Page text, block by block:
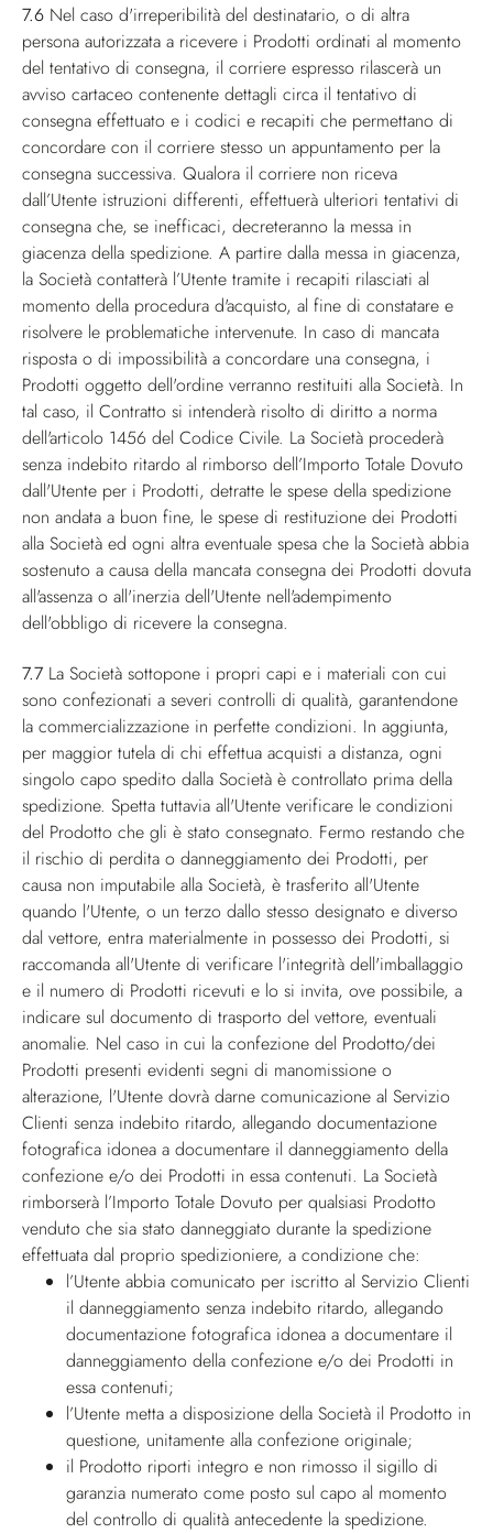
7.6 Nel caso d'irreperibilità del destinatario, o di altra
persona autorizzata a ricevere i Prodotti ordinati al momento
del tentativo di consegna, il corriere espresso rilascerà un
avviso cartaceo contenente dettagli circa il tentativo di
consegna effettuato e i codici e recapiti che permettano di
concordare con il corriere stesso un appuntamento per la
consegna successiva. Qualora il corriere non riceva
dall’Utente istruzioni differenti, effettuerà ulteriori tentativi di
consegna che, se inefficaci, decreteranno la messa in
giacenza della spedizione. A partire dalla messa in giacenza,
la Società contatterà l’Utente tramite i recapiti rilasciati al
momento della procedura d'acquisto, al fine di constatare e
risolvere le problematiche intervenute. In caso di mancata
risposta o di impossibilità a concordare una consegna, i
Prodotti oggetto dell'ordine verranno restituiti alla Società. In
tal caso, il Contratto si intenderà risolto di diritto a norma
dell'articolo 1456 del Codice Civile. La Società procederà
senza indebito ritardo al rimborso dell’Importo Totale Dovuto
dall'Utente per i Prodotti, detratte le spese della spedizione
non andata a buon fine, le spese di restituzione dei Prodotti
alla Società ed ogni altra eventuale spesa che la Società abbia
sostenuto a causa della mancata consegna dei Prodotti dovuta
all'assenza o all'inerzia dell'Utente nell'adempimento
dell'obbligo di ricevere la consegna.
7.7 La Società sottopone i propri capi e i materiali con cui
sono confezionati a severi controlli di qualità, garantendone
la commercializzazione in perfette condizioni. In aggiunta,
per maggior tutela di chi effettua acquisti a distanza, ogni
singolo capo spedito dalla Società è controllato prima della
spedizione. Spetta tuttavia all'Utente verificare le condizioni
del Prodotto che gli è stato consegnato. Fermo restando che
il rischio di perdita o danneggiamento dei Prodotti, per
causa non imputabile alla Società, è trasferito all'Utente
quando l'Utente, o un terzo dallo stesso designato e diverso
dal vettore, entra materialmente in possesso dei Prodotti, si
raccomanda all'Utente di verificare l'integrità dell'imballaggio
e il numero di Prodotti ricevuti e lo si invita, ove possibile, a
indicare sul documento di trasporto del vettore, eventuali
anomalie. Nel caso in cui la confezione del Prodotto/dei
Prodotti presenti evidenti segni di manomissione o
alterazione, l'Utente dovrà darne comunicazione al Servizio
Clienti senza indebito ritardo, allegando documentazione
fotografica idonea a documentare il danneggiamento della
confezione e/o dei Prodotti in essa contenuti. La Società
rimborserà l’Importo Totale Dovuto per qualsiasi Prodotto
venduto che sia stato danneggiato durante la spedizione
effettuata dal proprio spedizioniere, a condizione che:
l’Utente abbia comunicato per iscritto al Servizio Clienti
il danneggiamento senza indebito ritardo, allegando
documentazione fotografica idonea a documentare il
danneggiamento della confezione e/o dei Prodotti in
essa contenuti;
l’Utente metta a disposizione della Società il Prodotto in
questione, unitamente alla confezione originale;
il Prodotto riporti integro e non rimosso il sigillo di
garanzia numerato come posto sul capo al momento
del controllo di qualità antecedente la spedizione.